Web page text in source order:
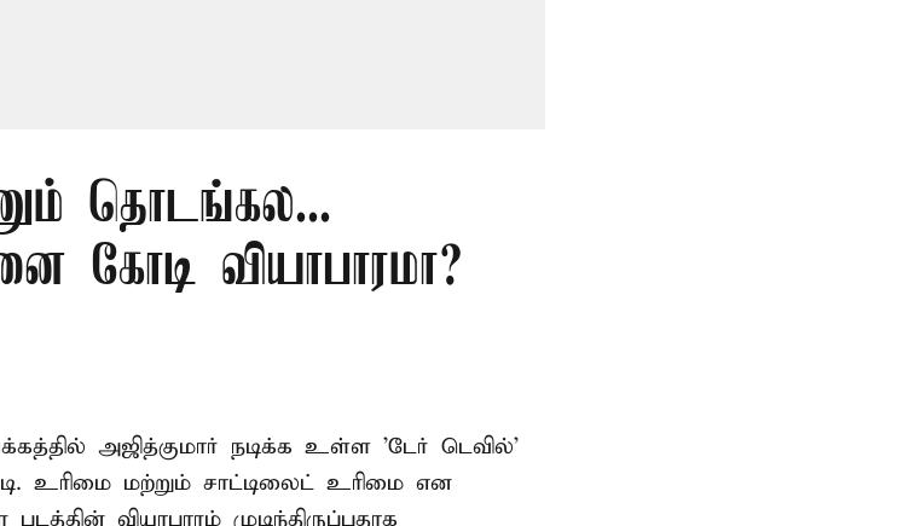
தொடங்கல...
கோடி வியாபாரமா?
அஜித்குமார் நடிக்க உள்ள 'டேர் டெவில்'
உரிமை மற்றும் சாட்டிலைட் உரிமை என
வியாபாரம் முடிந்திருப்பதாக